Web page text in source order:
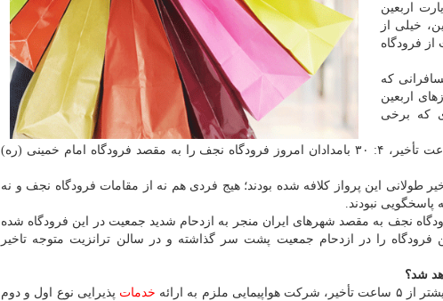
اربعین
خیلی از
از فرودگاه
كه
اربعین
كه برخی
به عنوان مثال پرواز ۲۱: ۳۰ قشم ایر شب گذشته با ۸ ساعت تأخیر، ۴: ۳۰ بامدادان امروز فرودگاه نجف را به مقصد فرودگاه امام خمینی (ره)
طولانی این پرواز كلافه شده بودند؛ هیج فردی هم نه از مقامات فرودگاه نجف و نه
پاسخگویی نبودند.
نجف به مقصد شهرهای ایران منجر به ازدحام شدید جمعیت در این فرودگاه شده
را در ازدحام جمعیت پشت سر گذاشته و در سالن ترانزیت متوجه تاخیر
شد؟
به ارائه
خدمات پذیرایی نوع اول و دوم